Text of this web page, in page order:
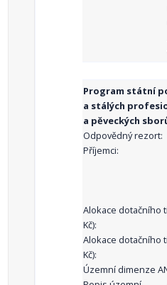
Program státní
a stálých
a pěveckých
Odpovědný rezort:
Příjemci:
Alokace dotačního
Kč):
Alokace dotačního
Kč):
Územní dimenze